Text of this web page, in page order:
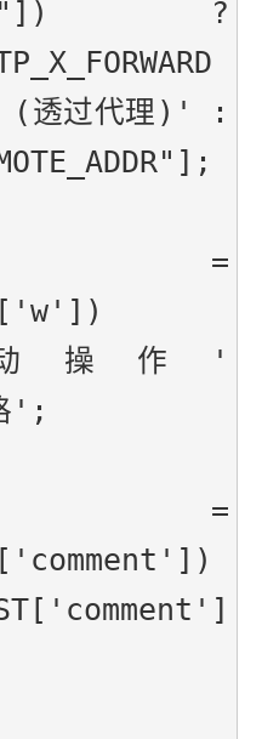
?
(透过代理)' :
=
操作'
';
=